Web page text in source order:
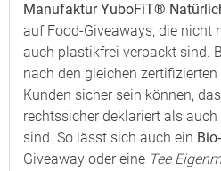
Manufaktur YuboFiT®
auf Food-Giveaways, die nicht
auch plastikfrei verpackt sind.
nach den gleichen
Kunden sicher sein können,
rechtssicher deklariert als
sind. So lässt sich auch ein
Giveaway oder eine Tee